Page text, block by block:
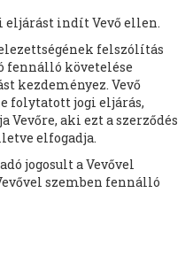
eljárást indít Vevő ellen.
felszólítás
fennálló követelése
kezdeményez. Vevő
folytatott jogi eljárás,
aki ezt a szerződés
elfogadja.
jogosult a Vevővel
szemben fennálló